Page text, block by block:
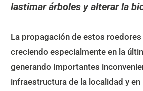
lastimar árboles y alterar la
La propagación de estos
creciendo especialmente en la
generando importantes
infraestructura de la localidad y